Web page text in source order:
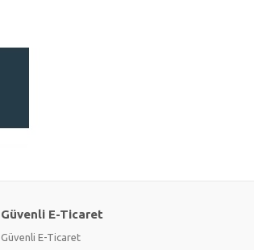
Güvenli E-Ticaret
Güvenli E-Ticaret